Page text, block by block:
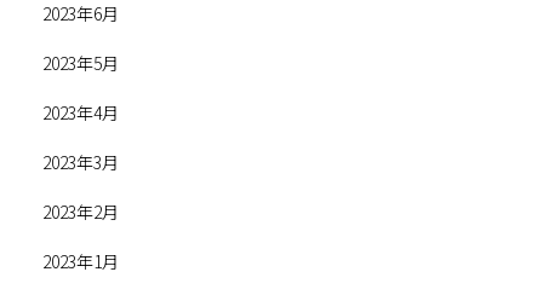
2023年6月
2023年5月
2023年4月
2023年3月
2023年2月
2023年1月